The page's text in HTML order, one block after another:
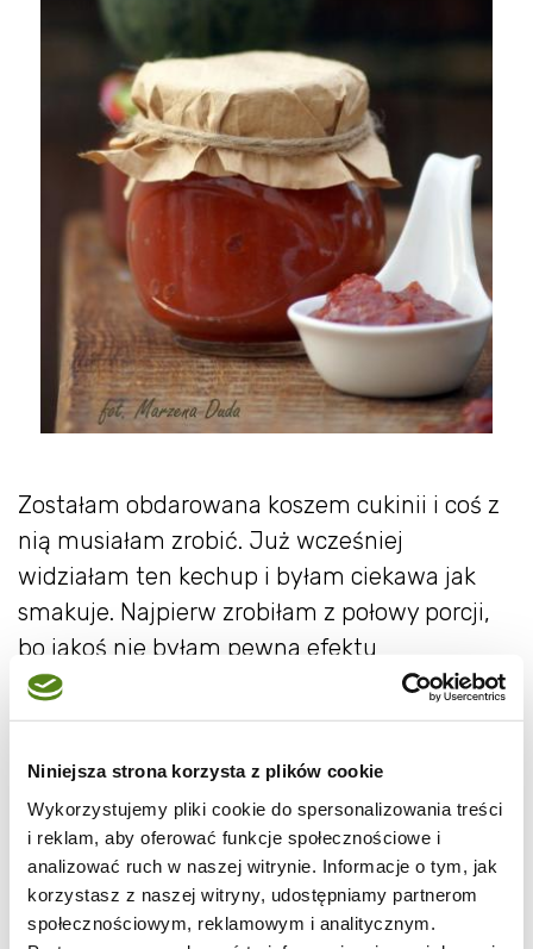
Niniejsza strona korzysta z plików cookie
Wykorzystujemy pliki cookie do spersonalizowania treści
i reklam, aby oferować funkcje społecznościowe i
analizować ruch w naszej witrynie. Informacje o tym, jak
korzystasz z naszej witryny, udostępniamy partnerom
społecznościowym, reklamowym i analitycznym.
Zostałam obdarowana koszem cukinii i coś z
nią musiałam zrobić. Już wcześniej
widziałam ten kechup i byłam ciekawa jak
smakuje. Najpierw zrobiłam z połowy porcji,
bo jakoś nie byłam pewna efektu
końcowego... W tej chwili jestem już po 3
podejściu i to jeszcze nie jest ostatnie,
spróbować, pospieszały mnie o publikację:-)
Pomysł podpatrzyłam u Majany.